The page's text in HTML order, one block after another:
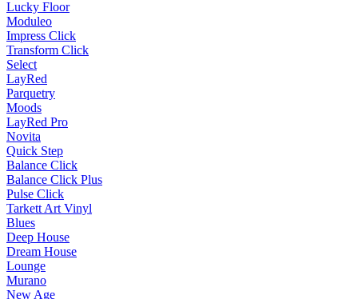
Lucky Floor
Moduleo
Impress Click
Transform Click
Select
LayRed
Parquetry
Moods
LayRed Pro
Novita
Quick Step
Balance Click
Balance Click Plus
Pulse Click
Tarkett Art Vinyl
Blues
Deep House
Dream House
Lounge
Murano
New Age